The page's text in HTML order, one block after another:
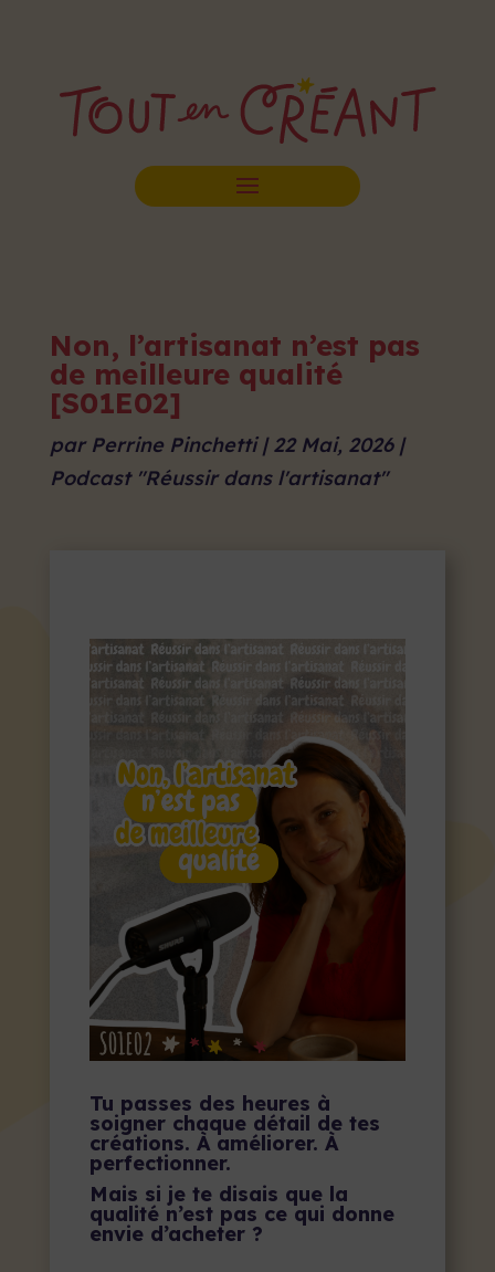
Non, l’artisanat n’est pas
de meilleure qualité
[S01E02]
par Perrine Pinchetti|22 Mai, 2026|
Podcast "Réussir dans l'artisanat"
Tu passes des heures à
soigner chaque détail de tes
créations. À améliorer. À
perfectionner.
Mais si je te disais que la
qualité n’est pas ce qui donne
envie d’acheter ?